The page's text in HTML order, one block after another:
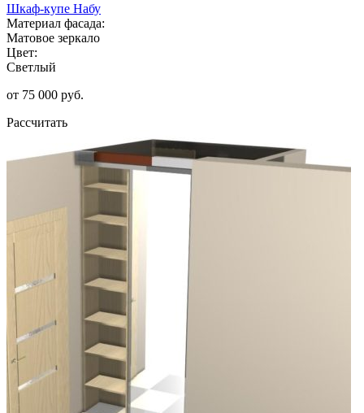
Шкаф-купе Набу
Материал фасада:
Матовое зеркало
Цвет:
Светлый
от 75 000 руб.
Рассчитать